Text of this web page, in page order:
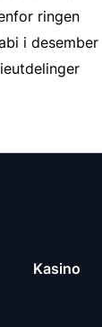
ringen
i desember
Kasino